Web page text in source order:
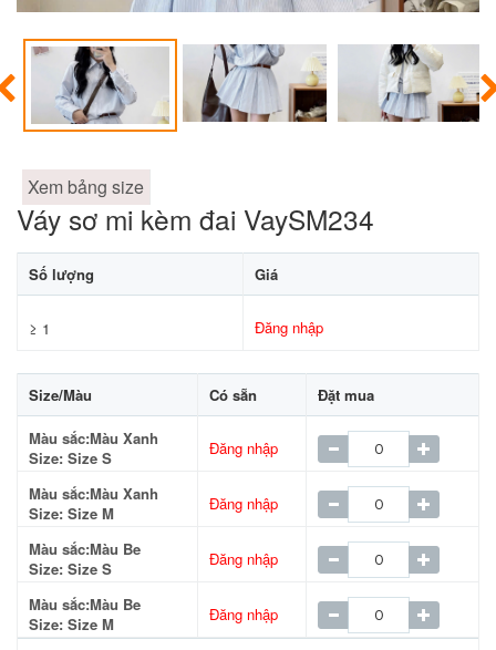
Xem bảng size
Váy sơ mi kèm đai VaySM234
Số lượng Giá
≥ 1 Đăng nhập
Size/Màu Có sẵn Đặt mua
Màu sắc:Màu Xanh
Size: Size S
Đăng nhập
Màu sắc:Màu Xanh
Size: Size M
Đăng nhập
Màu sắc:Màu Be
Size: Size S
Đăng nhập
Màu sắc:Màu Be
Size: Size M
Đăng nhập